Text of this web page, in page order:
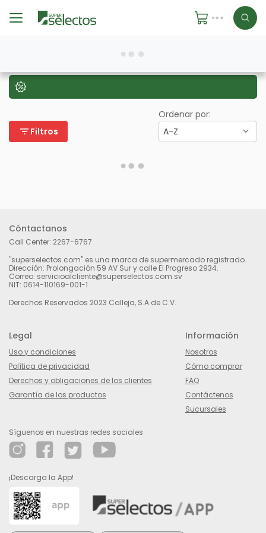
filter_list Filtros
Ordenar por:
A-Z
Cóntactanos
Call Center: 2267-6767
"superselectos.com" es una marca de supermercado registrado.
Dirección: Prolongación 59 AV Sur y calle El Progreso 2934.
Correo: servicioalcliente@superselectos.com.sv
NIT: 0614-110169-001-1
Derechos Reservados 2023 Calleja, S.A de C.V.
Legal
Uso y condiciones
Política de privacidad
Derechos y obligaciones de los clientes
Garantía de los productos
Información
Nosotros
Cómo comprar
FAQ
Contáctenos
Sucursales
Síguenos en nuestras redes sociales
¡Descarga la App!